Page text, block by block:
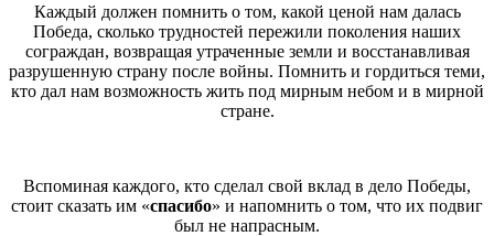
Каждый должен помнить о том, какой ценой нам далась
Победа, сколько трудностей пережили поколения наших
сограждан, возвращая утраченные земли и восстанавливая
разрушенную страну после войны. Помнить и гордиться теми,
кто дал нам возможность жить под мирным небом и в мирной
стране.
Вспоминая каждого, кто сделал свой вклад в дело Победы,
стоит сказать им «спасибо» и напомнить о том, что их подвиг
был не напрасным.